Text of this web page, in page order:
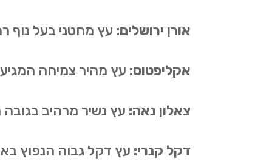
אורן ירושלים: עץ מחטני בעל נוף
אקליפטוס: עץ מהיר צמיחה המגיע לגבהים
צאלון נאה: עץ נשיר מרהיב
דקל קנרי: עץ דקל גבוה הנפוץ